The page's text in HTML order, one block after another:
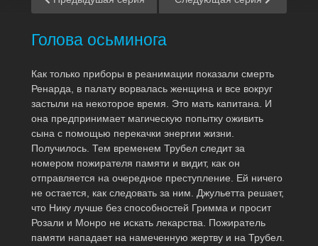
Голова осьминога
Как только приборы в реанимации показали смерть
Ренарда, в палату ворвалась женщина и все вокруг
застыли на некоторое время. Это мать капитана. И
она предпринимает магическую попытку оживить
сына с помощью перекачки энергии жизни.
Получилось. Тем временем Трубел следит за
номером пожирателя памяти и видит, как он
отправляется на очередное преступление. Ей ничего
не остается, как следовать за ним. Джульетта решает,
что Нику лучше без способностей Гримма и просит
Розали и Монро не искать лекарства. Пожиратель
памяти нападает на намеченную жертву и на Трубел.